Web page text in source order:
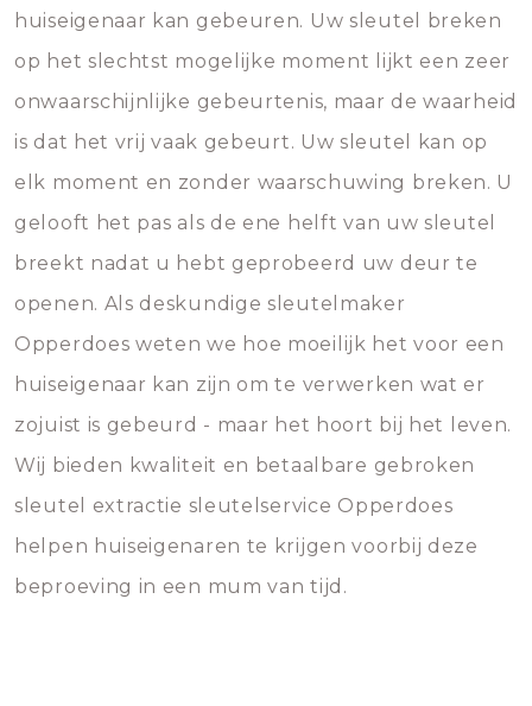
huiseigenaar kan gebeuren. Uw sleutel breken
op het slechtst mogelijke moment lijkt een zeer
onwaarschijnlijke gebeurtenis, maar de waarheid
is dat het vrij vaak gebeurt. Uw sleutel kan op
elk moment en zonder waarschuwing breken. U
gelooft het pas als de ene helft van uw sleutel
breekt nadat u hebt geprobeerd uw deur te
openen. Als deskundige sleutelmaker
Opperdoes weten we hoe moeilijk het voor een
huiseigenaar kan zijn om te verwerken wat er
zojuist is gebeurd - maar het hoort bij het leven.
Wij bieden kwaliteit en betaalbare gebroken
sleutel extractie sleutelservice Opperdoes
helpen huiseigenaren te krijgen voorbij deze
beproeving in een mum van tijd.